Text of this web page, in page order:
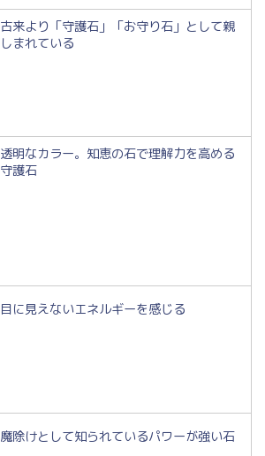
古来より「守護石」「お守り石」として親
しまれている
透明なカラー。知恵の石で理解力を高める
守護石
目に見えないエネルギーを感じる
魔除けとして知られているパワーが強い石